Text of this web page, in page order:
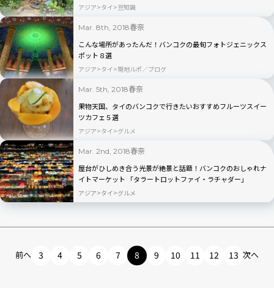
アジア タイ 豆知識
Mar. 8th, 2018春奈
こんな場所があったんだ！バンコクの最旬フォトジェニックス
ポット８選
アジア タイ 現地ルポ／ブログ
Mar. 5th, 2018春奈
果物天国、タイのバンコクで行きたいおすすめフルーツスイー
ツカフェ５選
アジア タイ グルメ
Mar. 2nd, 2018春奈
屋台がひしめき合う光景が絶景と話題！バンコクのおしゃれナ
イトマーケット 「タラートロットファイ・ラチャダー」
アジア タイ グルメ
前へ 3 4 5 6 7 8 9 10 11 12 13 次へ